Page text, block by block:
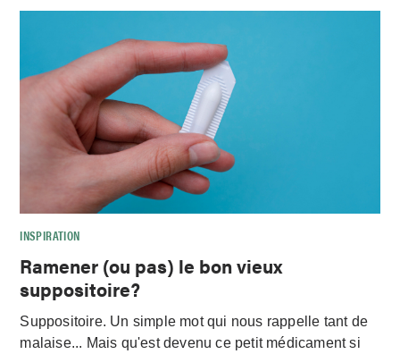
INSPIRATION
Ramener (ou pas) le bon vieux
suppositoire?
Suppositoire. Un simple mot qui nous rappelle tant de
malaise... Mais qu'est devenu ce petit médicament si